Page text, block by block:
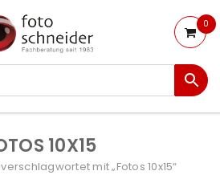
0
10X15
mit „Fotos 10x15“